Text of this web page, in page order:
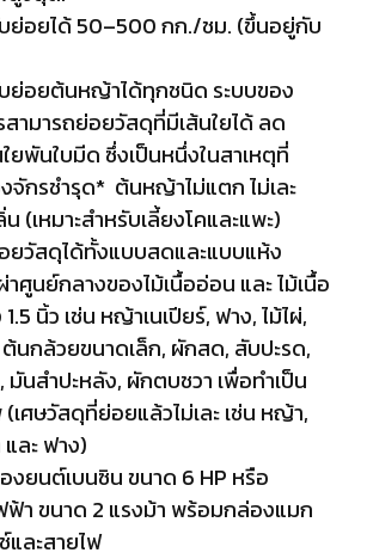
ย่อยได้ 50–500 กก./ชม. (ขึ้นอยู่กับ
ย่อยต้นหญ้าได้ทุกชนิด ระบบของ
สามารถย่อยวัสดุที่มีเส้นใยได้ ลด
ยพันใบมีด ซึ่งเป็นหนึ่งในสาเหตุที่
งจักรชำรุด* ต้นหญ้าไม่แตก ไม่เละ
(เหมาะสำหรับเลี้ยงโคและแพะ)
ยวัสดุได้ทั้งแบบสดและแบบแห้ง
ศูนย์กลางของไม้เนื้ออ่อน และ ไม้เนื้อ
นิ้ว เช่น หญ้าเนเปียร์, ฟาง, ไม้ไผ่,
ต้นกล้วยขนาดเล็ก, ผักสด, สับปะรด,
มันสำปะหลัง, ผักตบชวา เพื่อทำเป็น
เศษวัสดุที่ย่อยแล้วไม่เละ เช่น หญ้า,
ละ ฟาง)
งยนต์เบนซิน ขนาด 6 HP หรือ
ฟ้า ขนาด 2 แรงม้า พร้อมกล่องแมก
และสายไฟ